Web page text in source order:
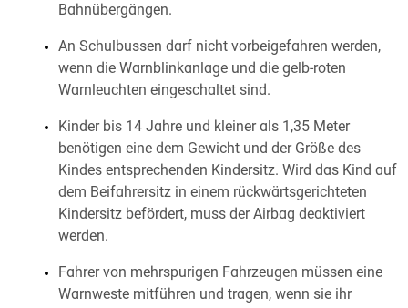
Bahnübergängen.
An Schulbussen darf nicht vorbeigefahren werden,
wenn die Warnblinkanlage und die gelb-roten
Warnleuchten eingeschaltet sind.
Kinder bis 14 Jahre und kleiner als 1,35 Meter
benötigen eine dem Gewicht und der Größe des
Kindes entsprechenden Kindersitz. Wird das Kind auf
dem Beifahrersitz in einem rückwärtsgerichteten
Kindersitz befördert, muss der Airbag deaktiviert
werden.
Fahrer von mehrspurigen Fahrzeugen müssen eine
Warnweste mitführen und tragen, wenn sie ihr